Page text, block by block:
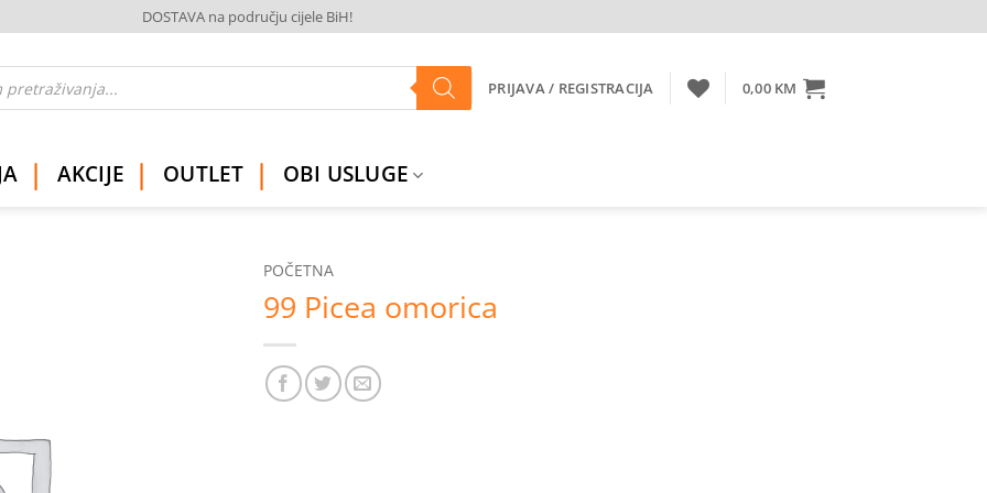
DOSTAVA na području cijele BiH!
PRIJAVA / REGISTRACIJA 0,00 KM
AKCIJE OUTLET OBI USLUGE
POČETNA
99 Picea omorica